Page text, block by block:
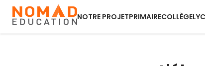
NOTRE PROJETPRIMAIRECOLLÈGE